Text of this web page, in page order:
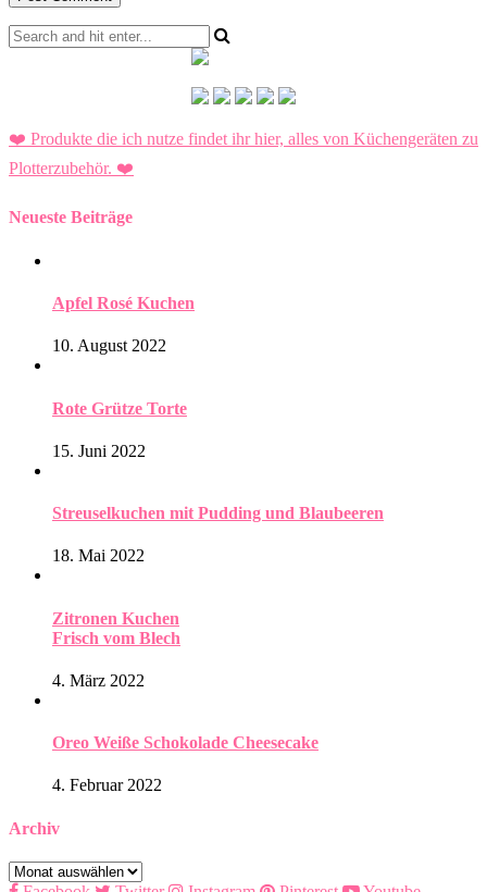
❤️ Produkte die ich nutze findet ihr hier, alles von Küchengeräten zu
Plotterzubehör. ❤️
Neueste Beiträge
Apfel Rosé Kuchen
10. August 2022
Rote Grütze Torte
15. Juni 2022
Streuselkuchen mit Pudding und Blaubeeren
18. Mai 2022
Zitronen Kuchen
Frisch vom Blech
4. März 2022
Oreo Weiße Schokolade Cheesecake
4. Februar 2022
Archiv
Archiv